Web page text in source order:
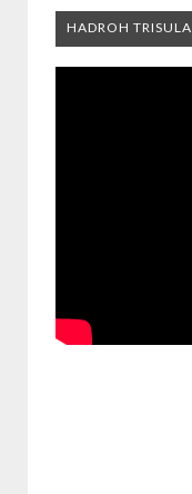
HADROH TRISULA